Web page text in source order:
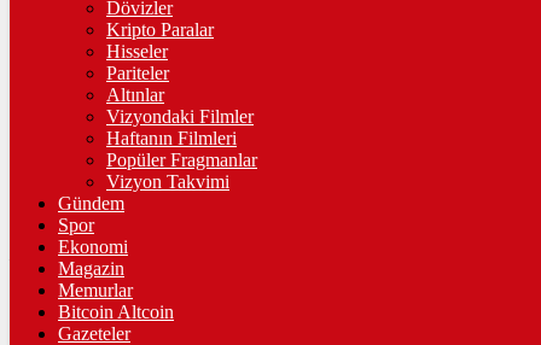
%0,24
%0,11
LİTECOİN
ETHEREUM
Dövizler
Kripto Paralar
Hisseler
Pariteler
Altınlar
Vizyondaki Filmler
Haftanın Filmleri
Popüler Fragmanlar
Vizyon Takvimi
Gündem
Spor
Ekonomi
Magazin
Memurlar
Bitcoin Altcoin
Gazeteler